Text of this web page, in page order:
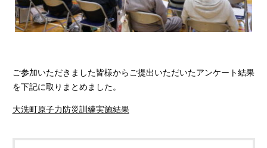
ご参加いただきました皆様からご提出いただいたアンケート結果
を下記に取りまとめました。
大洗町原子力防災訓練実施結果